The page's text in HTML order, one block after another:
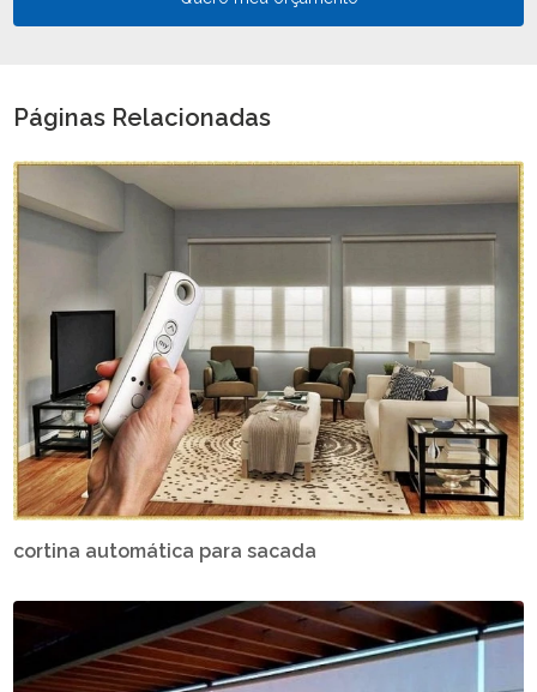
Páginas Relacionadas
cortina automática para sacada